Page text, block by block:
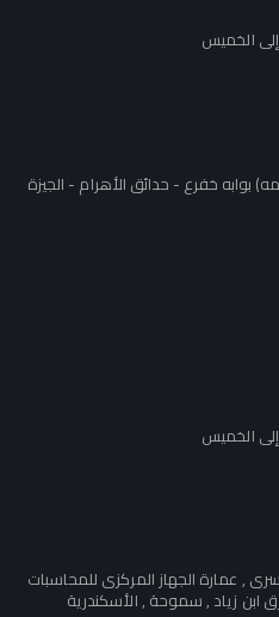
سرى , عمارة الجهاز المركزى للمحاسبات